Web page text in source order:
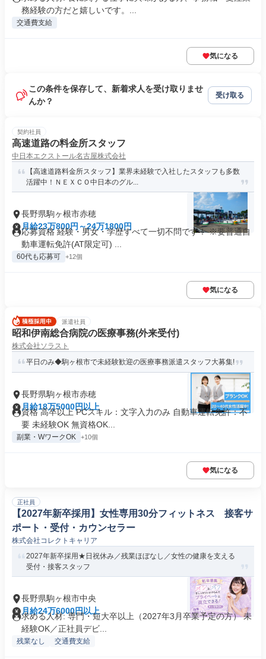
務経験の方だと嬉しいです。...
交通費支給
気になる
この条件を保存して、新着求人を受け取りませ
んか？
受け取る
契約社員
高速道路の料金所スタッフ
中日本エクストール名古屋株式会社
【高速道路料金所スタッフ】業界未経験で入社したスタッフも多数
活躍中！ＮＥＸＣＯ中日本のグル...
長野県駒ヶ根市赤穂
月給23万800円～24万1800円
応募資格 経験・男女・学歴すべて一切不問です！ ※要普通自
動車運転免許(AT限定可) ...
60代も応募可 +12個
気になる
派遣社員
昭和伊南総合病院の医療事務(外来受付)
株式会社ソラスト
平日のみ◆駒ヶ根市で未経験歓迎の医療事務派遣スタッフ大募集!
長野県駒ヶ根市赤穂
月給18万5000円以上
資格 高卒以上 PCスキル：文字入力のみ 自動車運転免許：不
要 未経験OK 無資格OK...
副業・WワークOK +10個
気になる
正社員
【2027年新卒採用】女性専用30分フィットネス 接客サ
ポート・受付・カウンセラー
株式会社コレクトキャリア
2027年新卒採用★日祝休み／残業ほぼなし／女性の健康を支える
受付・接客スタッフ
長野県駒ヶ根市中央
月給24万6000円以上
求める人材: 専門・短大卒以上（2027年3月卒業予定の方） 未
経験OK／正社員デビ...
残業なし 交通費支給